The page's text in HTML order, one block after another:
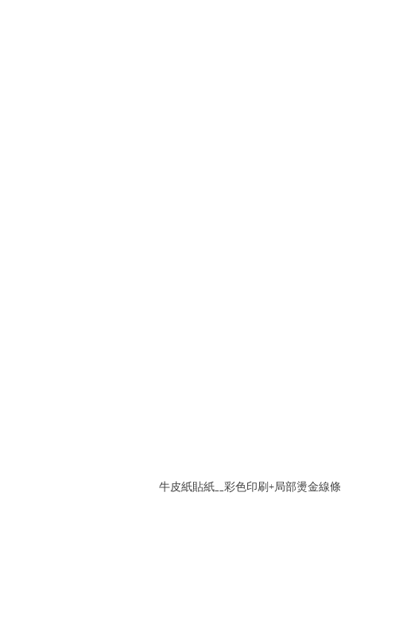
牛皮紙貼紙__彩色印刷+局部燙金線條